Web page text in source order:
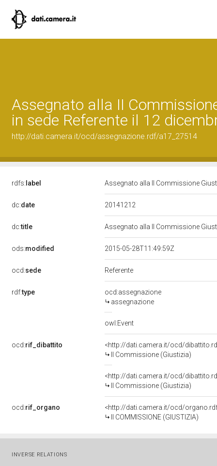
Assegnato alla II
in sede Referente il 12
http://dati.camera.it/ocd/assegnazione.rdf/a17_27514
rdfs: label Assegnato alla II Commissione
dc:date 20141212
dc:title Assegnato alla II Commissione
ods:modified 2015-05-28T11:49:59Z
ocd:sede Referente
rdf:type
ocd:assegnazione
assegnazione
owl:Event
ocd:rif_dibattito
<http://dati.camera.it/ocd/
II Commissione (Giustizia)
<http://dati.camera.it/ocd/
II Commissione (Giustizia)
ocd:rif_organo
<http://dati.camera.it/ocd/
II COMMISSIONE (GIUSTIZIA)
INVERSE RELATIONS